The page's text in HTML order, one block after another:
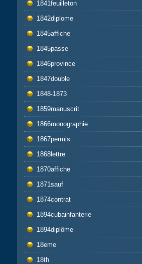
1841feuilleton
1842diplome
1845affiche
1845passe
1846province
1847double
1848-1873
1859manuscrit
1866monographie
1867permis
1868lettre
1870affiche
1871sauf
1874contrat
1894cubainfanterie
1894diplôme
18eme
18th